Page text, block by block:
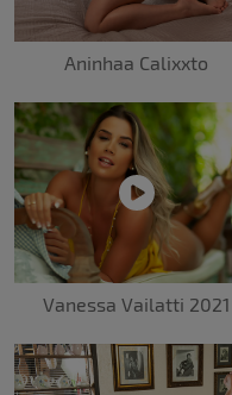
Aninhaa Calixxto
Vanessa Vailatti 2021